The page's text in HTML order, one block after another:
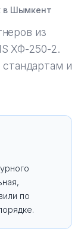
в Шымкент
из
ХФ-250-2.
и
по